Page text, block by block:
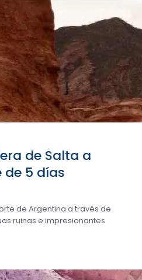
de Salta a
de 5 días
de Argentina a través de
ruinas e impresionantes